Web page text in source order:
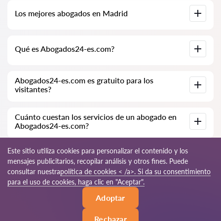
especialmente para usted. Biografías completas de los
abogados con números de teléfono.
Los mejores abogados en Madrid
información completa. Precios, opiniones, números de
teléfono y direcciones.
Qué es Abogados24-es.com?
Ayudamos a personas físicas y jurídicas, así como a empresas
extranjeras.
Abogados24-es.com es gratuito para los
visitantes?
sin embargo, los servicios y consultas prestados por los
abogados son de pago.
Cuánto cuestan los servicios de un abogado en
Abogados24-es.com?
El costo de la consulta y los servicios de nuestros
especialistas depende de la complejidad de la cuestión y del
volumen de trabajo; normalmente, la consulta por teléfono
(en línea) varía de 70 a 150 EUR. El costo del contrato se
discute de forma individual.© 2026 Abogados24-es.com
Mapa del sitio
Este sitio utiliza cookies para personalizar el contenido y los
mensajes publicitarios, recopilar análisis y otros fines. Puede
consultar nuestrapolítica de cookies < /a>. Si da su consentimiento
para el uso de cookies, haga clic en "Aceptar".
Adoptar
Rechazar